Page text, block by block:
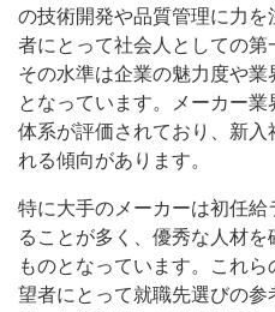
の技術開発や品質管理に力
者にとって社会人としての第
その水準は企業の魅力度や
となっています。メーカー
体系が評価されており、新
れる傾向があります。
特に大手のメーカーは初任
ることが多く、優秀な人材
ものとなっています。これ
望者にとって就職先選びの